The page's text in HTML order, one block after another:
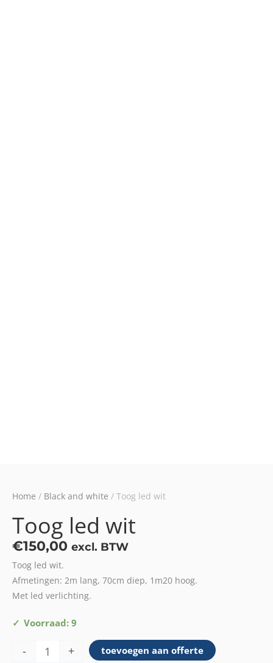
Home / Black and white / Toog led wit
Toog led wit
€150,00 excl. BTW
Toog led wit.
Afmetingen: 2m lang, 70cm diep, 1m20 hoog.
Met led verlichting.
Voorraad: 9
-
Toog
wit
+ toevoegen aan offerte